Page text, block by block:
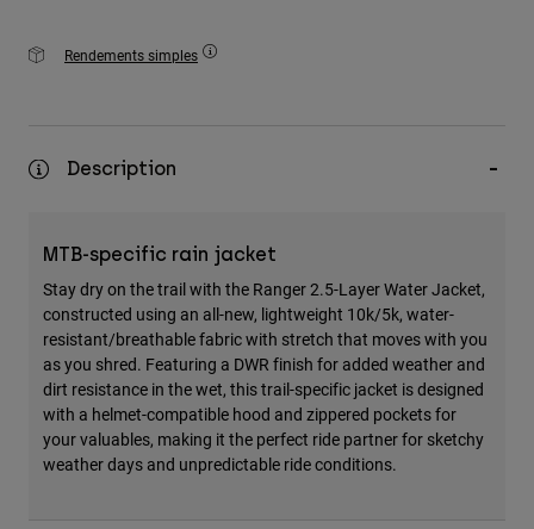
Rendements simples
Description
MTB-specific rain jacket
Stay dry on the trail with the Ranger 2.5-Layer Water Jacket,
constructed using an all-new, lightweight 10k/5k, water-
resistant/breathable fabric with stretch that moves with you
as you shred. Featuring a DWR finish for added weather and
dirt resistance in the wet, this trail-specific jacket is designed
with a helmet-compatible hood and zippered pockets for
your valuables, making it the perfect ride partner for sketchy
weather days and unpredictable ride conditions.